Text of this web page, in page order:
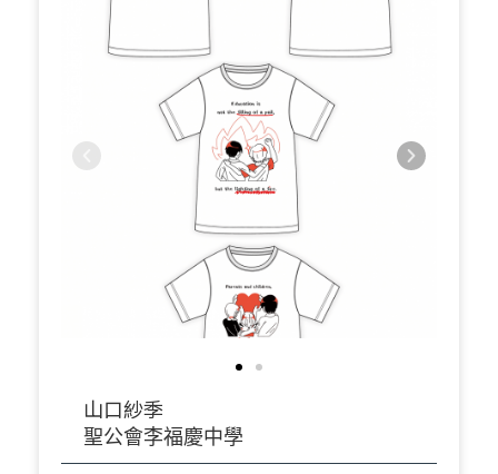
山口紗季
聖公會李福慶中學